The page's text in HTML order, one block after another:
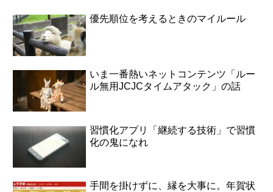
優先順位を考えるときのマイルール
いま一番熱いネットコンテンツ「ルー
ル無用JCJCタイムアタック」の話
習慣化アプリ「継続する技術」で習慣
化の鬼になれ
手間を掛けずに、縁を大事に。年賀状